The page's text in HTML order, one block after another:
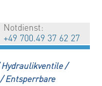
Notdienst:
+49 700.49 37 62 27
Hydraulikventile /
/Entsperrbare